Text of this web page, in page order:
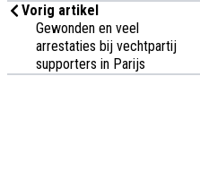
Vorig artikel
Gewonden en veel
arrestaties bij vechtpartij
supporters in Parijs